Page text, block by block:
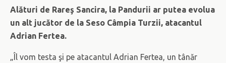
Alături de Rareş Sancira, la Pandurii ar putea evolua
un alt jucător de la Seso Câmpia Turzii, atacantul
Adrian Fertea.
„Îl vom testa şi pe atacantul Adrian Fertea, un tânăr